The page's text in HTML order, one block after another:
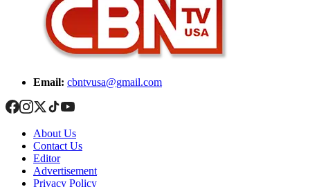
Email: cbntvusa@gmail.com
About Us
Contact Us
Editor
Advertisement
Privacy Policy